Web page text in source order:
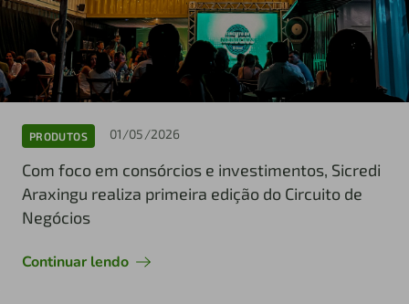
PRODUTOS 01/05/2026
Com foco em consórcios e investimentos, Sicredi
Araxingu realiza primeira edição do Circuito de
Negócios
Continuar lendo